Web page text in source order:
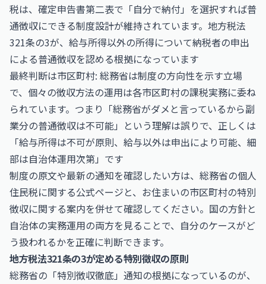
税は、確定申告書第二表で「自分で納付」を選択すれば普
通徴収にできる制度設計が維持されています。地方税法
321条の3が、給与所得以外の所得について納税者の申出
による普通徴収を認める根拠になっています
最終判断は市区町村: 総務省は制度の方向性を示す立場
で、個々の徴収方法の運用は各市区町村の課税実務に委ね
られています。つまり「総務省がダメと言っているから副
業分の普通徴収は不可能」という理解は誤りで、正しくは
「給与所得は不可が原則、給与以外は申出により可能、細
部は自治体運用次第」です
制度の原文や最新の通知を確認したい方は、総務省の個人
住民税に関する公式ページと、お住まいの市区町村の特別
徴収に関する案内を併せて確認してください。国の方針と
自治体の実務運用の両方を見ることで、自分のケースがど
う扱われるかを正確に判断できます。
地方税法321条の3が定める特別徴収の原則
総務省の「特別徴収徹底」通知の根拠になっているのが、